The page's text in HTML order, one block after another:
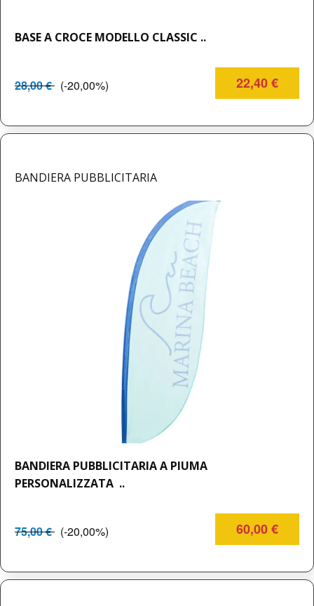
BASE A CROCE MODELLO CLASSIC ..
28,00 € (-20,00%) 22,40 €
BANDIERA PUBBLICITARIA
BANDIERA PUBBLICITARIA A PIUMA
PERSONALIZZATA ..
75,00 € (-20,00%) 60,00 €